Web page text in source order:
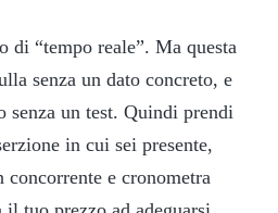
“tempo reale”. Ma questa
senza un dato concreto, e
senza un test. Quindi prendi
in cui sei presente,
concorrente e cronometra